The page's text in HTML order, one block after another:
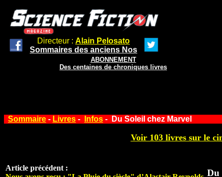
Directeur : Alain Pelosato
Sommaires des anciens Nos
ABONNEMENT
Des centaines de chroniques livres
Sommaire - Livres - Infos - Du Soleil chez Marvel
Voir 103 livres sur le
Article précédent :
Du